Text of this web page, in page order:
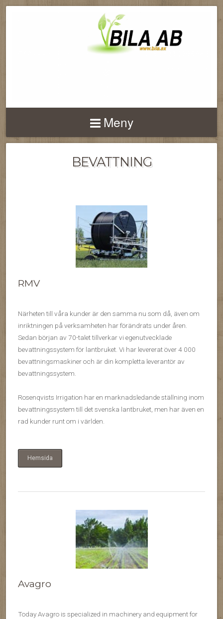
Meny
BEVATTNING
RMV
Närheten till våra kunder är den samma nu som då, även om
inriktningen på verksamheten har förändrats under åren.
Sedan början av 70-talet tillverkar vi egenutvecklade
bevattningssystem för lantbruket. Vi har levererat över 4 000
bevattningsmaskiner och är din kompletta leverantör av
bevattningssystem.
Rosenqvists Irrigation har en marknadsledande ställning inom
bevattningssystem till det svenska lantbruket, men har även en
rad kunder runt om i världen.
Hemsida
Avagro
Today Avagro is specialized in machinery and equipment for